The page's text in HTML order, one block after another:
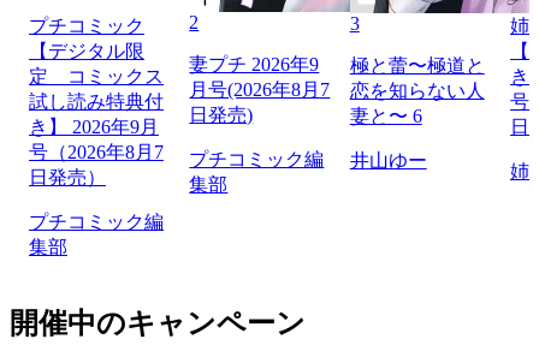
プチコミック
【デジタル限
定 コミックス
試し読み特典付
き】 2026年9月
号（2026年8月7
日発売）
プチコミック編
集部
2
妻プチ 2026年9
月号(2026年8月7
日発売)
プチコミック編
集部
3
極と蕾〜極道と
恋を知らない人
妻と〜 6
井山ゆー
姉
き
号
日
姉
開催中のキャンペーン